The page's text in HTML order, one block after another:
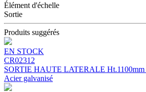
Élément d'échelle
Sortie
Produits suggérés
EN STOCK
CR02312
SORTIE HAUTE LATERALE Ht.1100mm
Acier galvanisé